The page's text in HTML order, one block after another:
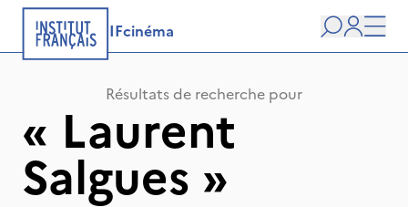
IFcinéma
user
Résultats de recherche pour
« Laurent
Salgues »